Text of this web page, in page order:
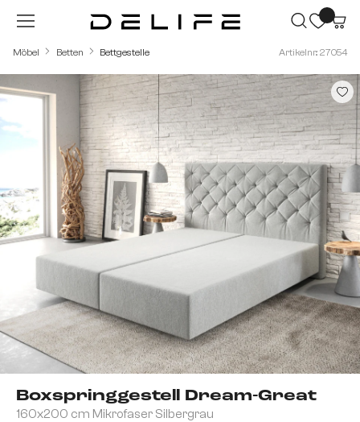
Zum Hauptinhalt springen
Möbel Betten Bettgestelle Artikelnr.: 27054
Boxspringgestell Dream-Great
160x200 cm Mikrofaser Silbergrau
Bildergalerie überspringen